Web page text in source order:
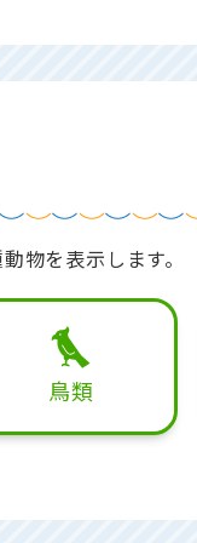
物を表示します。
鳥類